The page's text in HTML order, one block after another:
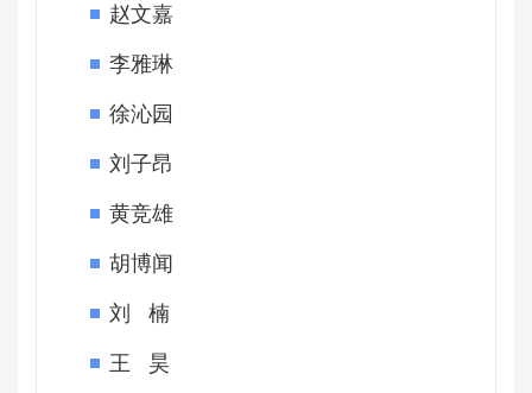
赵文嘉
李雅琳
徐沁园
刘子昂
黄竞雄
胡博闻
刘 楠
王 昊